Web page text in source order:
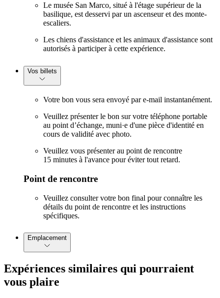
Le musée San Marco, situé à l'étage supérieur de la
basilique, est desservi par un ascenseur et des monte-
escaliers.
Les chiens d'assistance et les animaux d'assistance sont
autorisés à participer à cette expérience.
Vos billets
Votre bon vous sera envoyé par e-mail instantanément.
Veuillez présenter le bon sur votre téléphone portable
au point d’échange, muni·e d'une pièce d'identité en
cours de validité avec photo.
Veuillez vous présenter au point de rencontre
15 minutes à l'avance pour éviter tout retard.
Point de rencontre
Veuillez consulter votre bon final pour connaître les
détails du point de rencontre et les instructions
spécifiques.
Emplacement
Expériences similaires qui pourraient
vous plaire